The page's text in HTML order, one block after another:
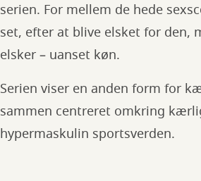
serien. For mellem de hede
set, efter at blive elsket for den,
elsker – uanset køn.
Serien viser en anden form for
sammen centreret omkring
hypermaskulin sportsverden.